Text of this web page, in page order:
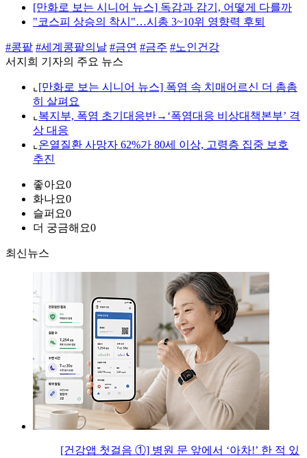
[만화로 보는 시니어 뉴스] 독감과 감기, 어떻게 다를까
"코스피 상승의 착시"…시총 3~10위 영향력 후퇴
#콩팥 #세계콩팥의날 #금연 #금주 #노인건강
서지희 기자의 주요 뉴스
⌞ [만화로 보는 시니어 뉴스] 폭염 속 치매어르신 더 촘촘
히 살펴요
⌞ 복지부, 폭염 초기대응반→‘폭염대응 비상대책본부’ 격
상 대응
⌞ 온열질환 사망자 62%가 80세 이상, 고령층 집중 보호
추진
좋아요0
화나요0
슬퍼요0
더 궁금해요0
최신뉴스
[건강앱 첫걸음 ①] 병원 문 앞에서 ‘아차!’ 한 적 있